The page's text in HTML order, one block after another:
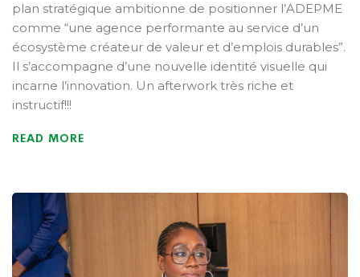
plan stratégique ambitionne de positionner l’ADEPME
comme “une agence performante au service d’un
écosystème créateur de valeur et d’emplois durables”.
Il s’accompagne d’une nouvelle identité visuelle qui
incarne l’innovation. Un afterwork très riche et
instructif!!!
READ MORE